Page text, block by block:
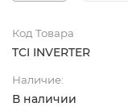
Код Товара
TCI INVERTER
Наличие:
В наличии